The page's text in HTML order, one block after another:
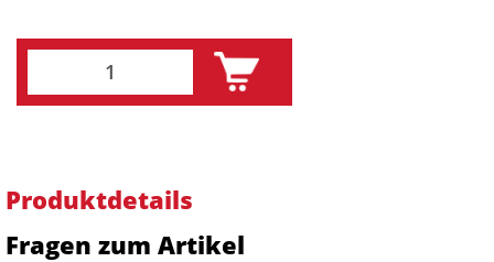
Produktdetails
Fragen zum Artikel